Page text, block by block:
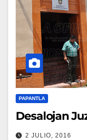
PAPANTLA
Desalojan
2 JULIO, 2016